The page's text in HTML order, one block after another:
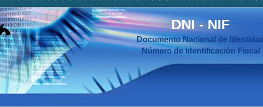
DNI-NIF
Documento Nacional de Identidad
Número de Identificación Fiscal